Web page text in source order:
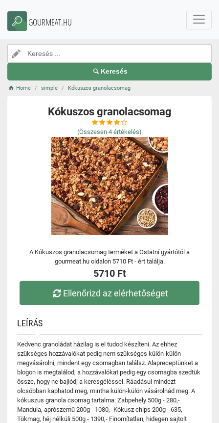
GOURMEAT.HU
Keresés
Home simple Kókuszos granolacsomag
Kókuszos granolacsomag
(Összesen 4 értékelés)
A Kókuszos granolacsomag terméket a Ostatní gyártótól a
gourmeat.hu oldalon 5710 Ft - ért találja.
5710 Ft
Ellenőrizd az elérhetőséget
LEÍRÁS
Kedvenc granoládat házilag is el tudod készíteni. Az ehhez
szükséges hozzávalókat pedig nem szükséges külön-külön
megvásárolni, mindent egy csomagban találsz. Alapreceptünket a
blogon is megtalálod, a hozzávalókat pedig egy csomagba szedtük
össze, hogy ne bajlódj a keresgéléssel. Ráadásul mindezt
olcsóbban kaphatod meg, mintha külön-külön vásárolnád meg. A
kókuszus granola csomag tartalma: Zabpehely 500g - 280,-
Mandula, aprószemű 200g - 1080,- Kókusz chips 200g - 635,-
Tökmag, héj nélküli 500g - 1390,- Finomítatlan, hidegen sajtolt